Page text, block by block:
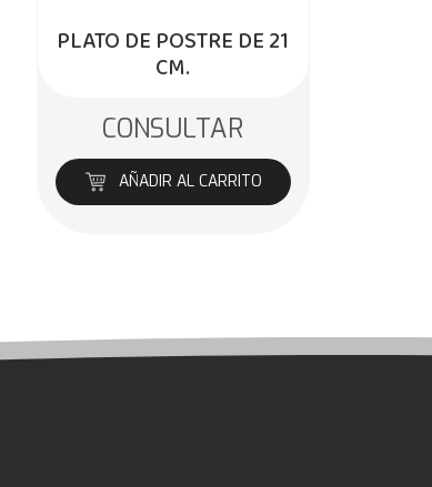
PLATO DE POSTRE DE 21
CM.
CONSULTAR
AÑADIR AL CARRITO